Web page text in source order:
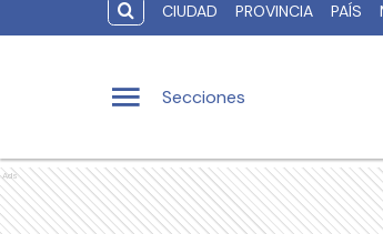
CIUDAD PROVINCIA PAÍS
Secciones
Ads